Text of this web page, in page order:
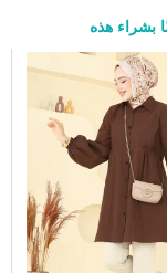
بشراء هذه
a>